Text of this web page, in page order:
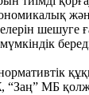
шешуге
МБ